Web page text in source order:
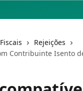
Rejeições
Contribuinte Isento